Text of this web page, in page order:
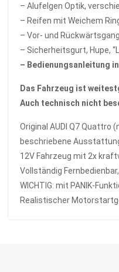
– Alufelgen Optik,
– Reifen mit Weichem
– Vor- und Rückwärtsgang
– Sicherheitsgurt, Hupe,
– Bedienungsanleitung
Das Fahrzeug ist
Auch technisch nicht
Original AUDI Q7 Quattro
beschriebene
12V Fahrzeug mit 2x
Vollständig
WICHTIG: mit PANIK-
Realistischer